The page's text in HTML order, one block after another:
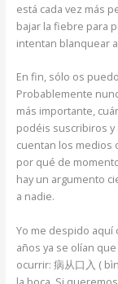
está cada vez más
bajar la fiebre para
intentan blanquear
En fin, sólo os
Probablemente
más importante,
podéis suscribiros
cuentan los medios
por qué de
hay un argumento
a nadie.
Yo me despido aquí
años ya se olían
ocurrir: 病从口入 (